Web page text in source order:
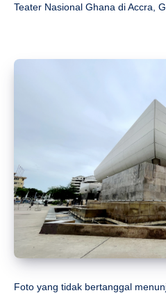
Teater Nasional Ghana di Accra,
Foto yang tidak bertanggal